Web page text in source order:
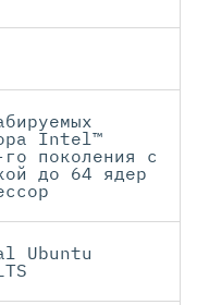
Intel™
поколения с
до 64 ядер
Ubuntu